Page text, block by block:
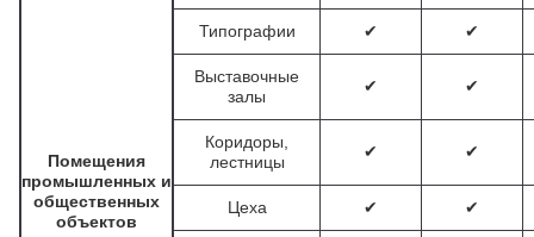
ПРОМПОЛЫ
Иркутск
Помещения
промышленных и
общественных
объектов
Типографии ✔ ✔
Выставочные
залы
✔ ✔
Коридоры,
лестницы
✔ ✔
Цеха ✔ ✔